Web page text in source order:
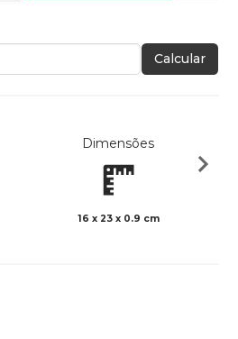
Calcular
Dimensões
16 x 23 x 0.9 cm